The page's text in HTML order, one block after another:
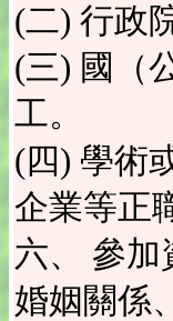
(二) 行政
(三) 國（
工。
(四) 學術
企業等正
六、 參加
婚姻關係